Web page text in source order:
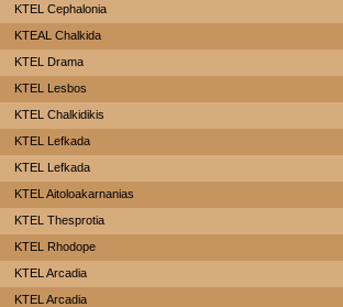
KTEL Cephalonia
KTEAL Chalkida
KTEL Drama
KTEL Lesbos
ΚΤΕL Chalkidikis
KTEL Lefkada
KTEL Lefkada
KTEL Aitoloakarnanias
KTEL Thesprotia
KTEL Rhodope
KTEL Arcadia
KTEL Arcadia